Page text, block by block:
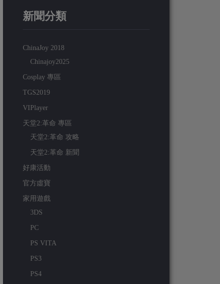
新聞分類
ChinaJoy 2018
Chinajoy2025
Cosplay 專區
TGS2019
VIPlayer
天堂2:革命 專區
天堂2:革命 攻略
天堂2:革命 新聞
好康活動
官方虛寶
家用遊戲
3DS
PC
PS VITA
PS3
PS4